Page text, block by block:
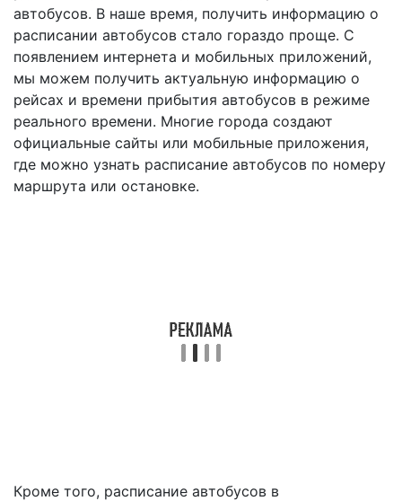
автобусов. В наше время, получить информацию о
расписании автобусов стало гораздо проще. С
появлением интернета и мобильных приложений,
мы можем получить актуальную информацию о
рейсах и времени прибытия автобусов в режиме
реального времени. Многие города создают
официальные сайты или мобильные приложения,
где можно узнать расписание автобусов по номеру
маршрута или остановке.
Кроме того, расписание автобусов в